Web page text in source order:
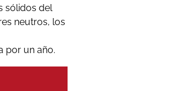
sólidos del
neutros, los
por un año.